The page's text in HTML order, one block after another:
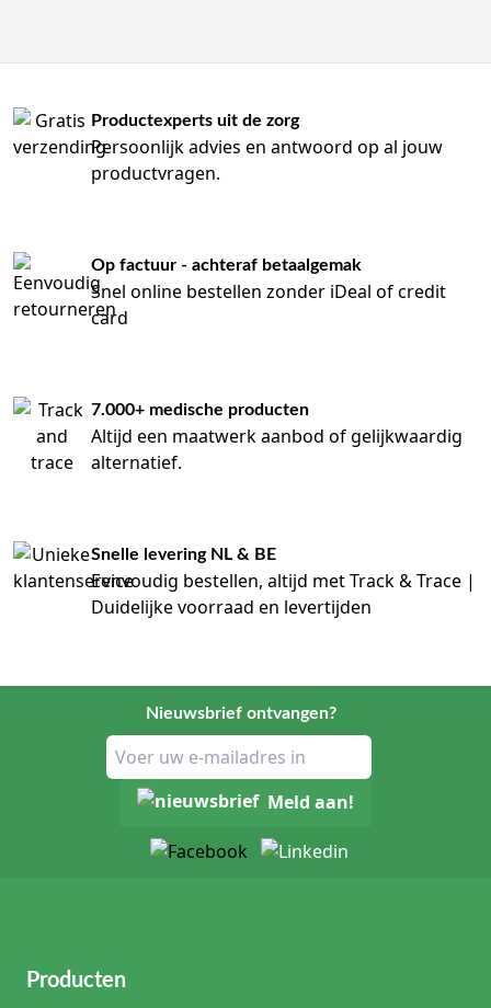
Productexperts uit de zorg
Persoonlijk advies en antwoord op al jouw
productvragen.
Op factuur - achteraf betaalgemak
Snel online bestellen zonder iDeal of credit
card
7.000+ medische producten
Altijd een maatwerk aanbod of gelijkwaardig
alternatief.
Snelle levering NL & BE
Eenvoudig bestellen, altijd met Track & Trace |
Duidelijke voorraad en levertijden
Nieuwsbrief ontvangen?
Meld aan!
Producten